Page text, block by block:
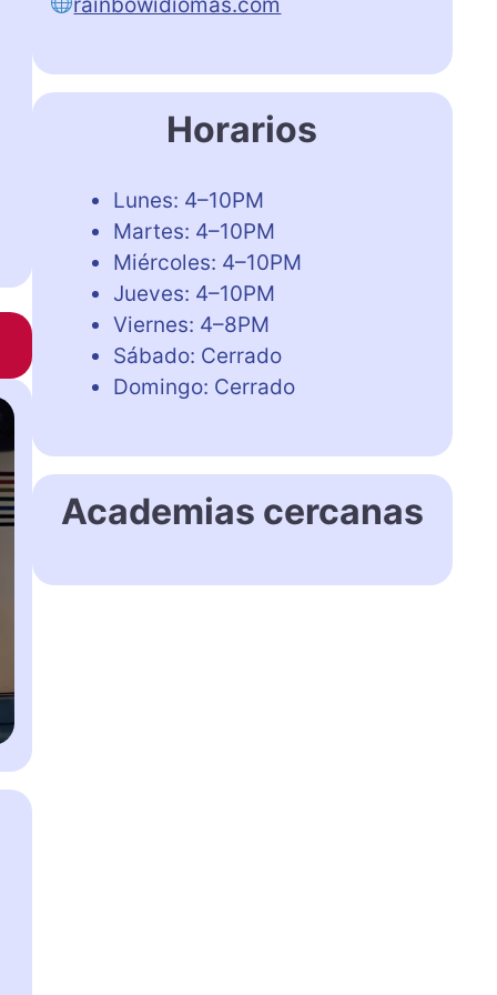
Horarios
Lunes: 4–10PM
Martes: 4–10PM
Miércoles: 4–10PM
Jueves: 4–10PM
Viernes: 4–8PM
Sábado: Cerrado
Domingo: Cerrado
Academias cercanas